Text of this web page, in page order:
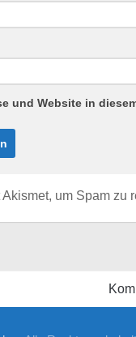
und Website in
um Spam zu